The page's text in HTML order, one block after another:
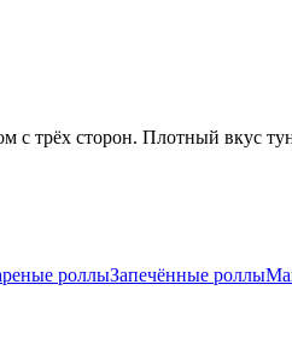
трёх сторон. Плотный вкус
роллыЗапечённые роллы